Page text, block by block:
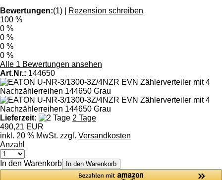
Bewertungen:(1)
Rezension schreiben
100 %
0 %
0 %
0 %
0 %
Alle 1 Bewertungen ansehen
Art.Nr.: 144650
Lieferzeit:
2 Tage
490,21 EUR
inkl. 20 % MwSt. zzgl. Versandkosten
Anzahl
In den Warenkorb In den Warenkorb